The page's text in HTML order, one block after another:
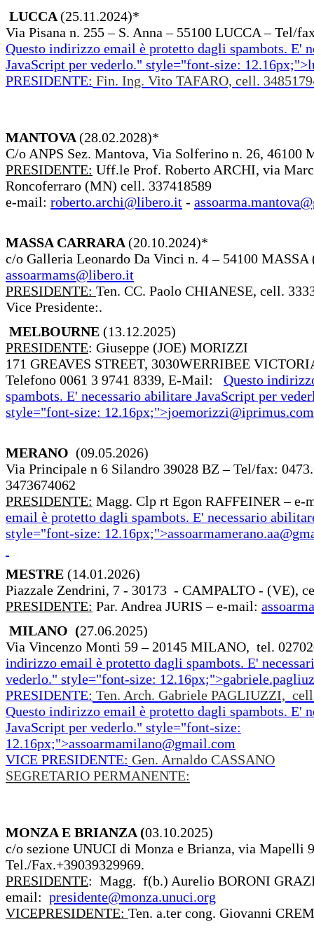
LUCCA(25.11.2024)*
Via Pisana n. 255 – S. Anna – 55100 LUCCA – Tel/
Questo indirizzo email è protetto dagli spambots. E'
JavaScript per vederlo." style="font-size: 12.16px;">
PRESIDENTE: Fin. Ing. Vito TAFARO, cell.
MANTOVA(28.02.2028)*
C/o ANPS Sez. Mantova, Via Solferino n. 26, 46100
PRESIDENTE: Uff.le Prof. Roberto ARCHI, via
Roncoferraro (MN) cell. 337418589
e-mail: roberto.archi@libero.it -
MASSA CARRARA(20.10.2024)*
c/o Galleria Leonardo Da Vinci n. 4 – 54100
assoarmams@libero.it
PRESIDENTE: Ten. CC. Paolo CHIANESE, cell.
Vice Presidente:.
MELBOURNE (13.12.2025)
PRESIDENTE: Giuseppe (JOE) MORIZZI
171 GREAVES STREET, 3030WERRIBEE
Telefono 0061 3 9741 8339, E-Mail: Questo
spambots. E' necessario abilitare JavaScript per
style="font-size: 12.16px;">
MERANO (09.05.2026)
Via Principale n 6 Silandro 39028 BZ – Tel/fax:
3473674062
PRESIDENTE: Magg. Clp rt Egon RAFFEINER – e-
email è protetto dagli spambots. E' necessario
style="font-size: 12.16px;">
MESTRE (14.01.2026)
Piazzale Zendrini, 7 - 30173 - CAMPALTO - (VE),
PRESIDENTE: Par. Andrea JURIS – e-mail:
MILANO (27.06.2025)
Via Vincenzo Monti 59 – 20145 MILANO, tel.
indirizzo email è protetto dagli spambots. E'
vederlo." style="font-size: 12.16px;">
PRESIDENTE: Ten. Arch. Gabriele PAGLIUZZI,
Questo indirizzo email è protetto dagli spambots. E'
JavaScript per vederlo." style="font-size:
12.16px;">assoarmamilano@gmail.com
VICE PRESIDENTE: Gen. Arnaldo CASSANO
SEGRETARIO PERMANENTE:
MONZA E BRIANZA (03.10.2025)
c/o sezione UNUCI di Monza e Brianza, via Mapelli
Tel./Fax.+39039329969.
PRESIDENTE: Magg. f(b.) Aurelio BORONI
email: presidente@monza.unuci.org
VICEPRESIDENTE: Ten. a.ter cong. Giovanni